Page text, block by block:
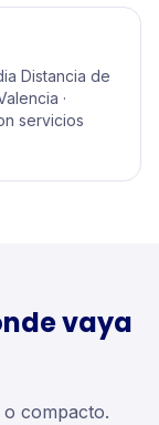
Distancia de
·
servicios
vaya
compacto.